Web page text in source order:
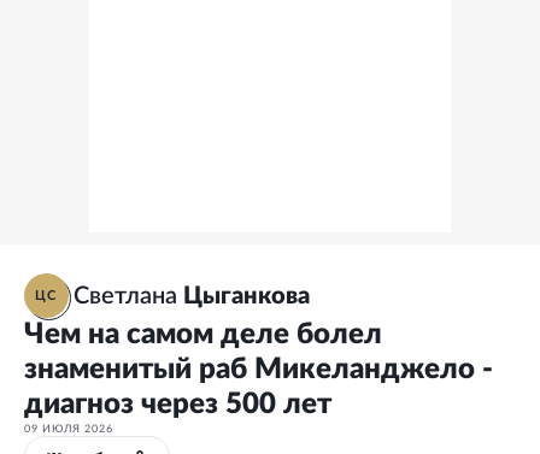
ЦС Светлана Цыганкова
Чем на самом деле болел
знаменитый раб Микеланджело -
диагноз через 500 лет
09 ИЮЛЯ 2026